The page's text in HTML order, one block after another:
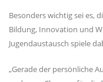
Besonders wichtig sei es,
Bildung, Innovation und
Jugendaustausch spiele
Gerade der persönliche